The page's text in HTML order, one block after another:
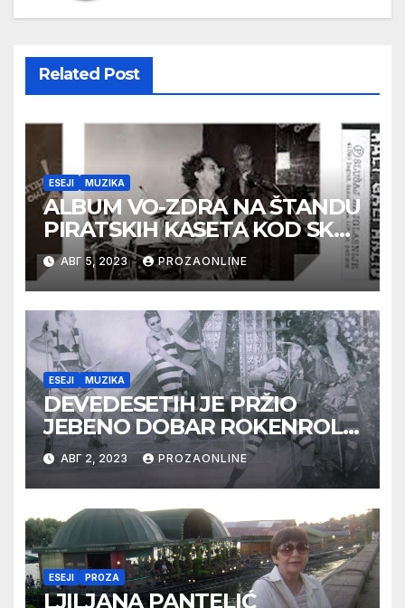
Related Post
ESEJI MUZIKA
ALBUM VO-ZDRA NA ŠTANDU
PIRATSKIH KASETA KOD SKC-
aАВГ 5, 2023 PROZAONLINE
ESEJI MUZIKA
DEVEDESETIH JE PRŽIO
JEBENO DOBAR ROKENROL
(1)АВГ 2, 2023 PROZAONLINE
ESEJI PROZA
LJILJANA PANTELIĆ